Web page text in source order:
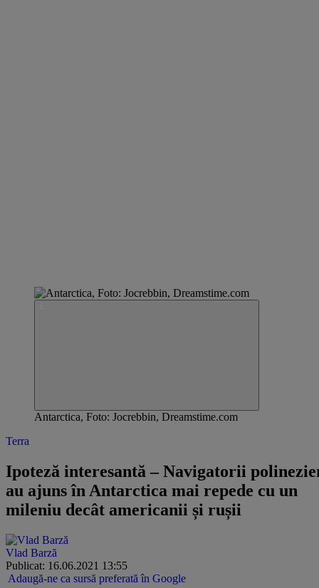
Antarctica, Foto: Jocrebbin, Dreamstime.com
Terra
Ipoteză interesantă – Navigatorii
au ajuns în Antarctica mai repede cu un
mileniu decât americanii și rușii
Vlad Barză
Publicat: 16.06.2021 13:55
Adaugă-ne ca sursă preferată în Google